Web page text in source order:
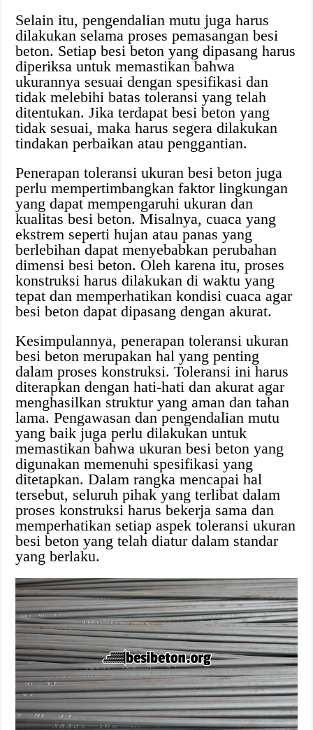
Selain itu, pengendalian mutu juga harus
dilakukan selama proses pemasangan besi
beton. Setiap besi beton yang dipasang harus
diperiksa untuk memastikan bahwa
ukurannya sesuai dengan spesifikasi dan
tidak melebihi batas toleransi yang telah
ditentukan. Jika terdapat besi beton yang
tidak sesuai, maka harus segera dilakukan
tindakan perbaikan atau penggantian.
Penerapan toleransi ukuran besi beton juga
perlu mempertimbangkan faktor lingkungan
yang dapat mempengaruhi ukuran dan
kualitas besi beton. Misalnya, cuaca yang
ekstrem seperti hujan atau panas yang
berlebihan dapat menyebabkan perubahan
dimensi besi beton. Oleh karena itu, proses
konstruksi harus dilakukan di waktu yang
tepat dan memperhatikan kondisi cuaca agar
besi beton dapat dipasang dengan akurat.
Kesimpulannya, penerapan toleransi ukuran
besi beton merupakan hal yang penting
dalam proses konstruksi. Toleransi ini harus
diterapkan dengan hati-hati dan akurat agar
menghasilkan struktur yang aman dan tahan
lama. Pengawasan dan pengendalian mutu
yang baik juga perlu dilakukan untuk
memastikan bahwa ukuran besi beton yang
digunakan memenuhi spesifikasi yang
ditetapkan. Dalam rangka mencapai hal
tersebut, seluruh pihak yang terlibat dalam
proses konstruksi harus bekerja sama dan
memperhatikan setiap aspek toleransi ukuran
besi beton yang telah diatur dalam standar
yang berlaku.